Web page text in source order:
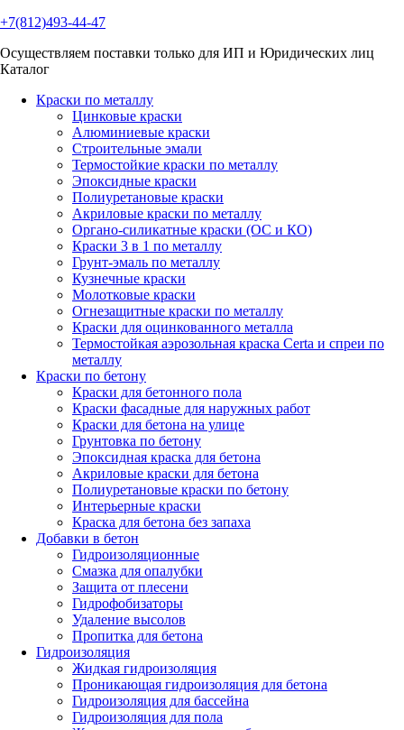
+7(812)493-44-47
Осуществляем поставки только для ИП и Юридических лиц
Каталог
Краски по металлу
Цинковые краски
Алюминиевые краски
Строительные эмали
Термостойкие краски по металлу
Эпоксидные краски
Полиуретановые краски
Акриловые краски по металлу
Органо-силикатные краски (ОС и КО)
Краски 3 в 1 по металлу
Грунт-эмаль по металлу
Кузнечные краски
Молотковые краски
Огнезащитные краски по металлу
Краски для оцинкованного металла
Термостойкая аэрозольная краска Certa и спреи по
металлу
Краски по бетону
Краски для бетонного пола
Краски фасадные для наружных работ
Краски для бетона на улице
Грунтовка по бетону
Эпоксидная краска для бетона
Акриловые краски для бетона
Полиуретановые краски по бетону
Интерьерные краски
Краска для бетона без запаха
Добавки в бетон
Гидроизоляционные
Смазка для опалубки
Защита от плесени
Гидрофобизаторы
Удаление высолов
Пропитка для бетона
Гидроизоляция
Жидкая гидроизоляция
Проникающая гидроизоляция для бетона
Гидроизоляция для бассейна
Гидроизоляция для пола